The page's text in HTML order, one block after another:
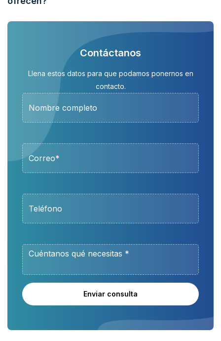
Contáctanos
Llena estos datos para que podamos ponernos en
contacto.
Enviar consulta